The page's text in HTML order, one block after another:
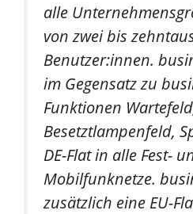
alle
von zwei bis
Benutzer:innen.
im Gegensatz zu
Funktionen
Besetztlampenfeld,
DE-Flat in alle Fest-
Mobilfunknetze.
zusätzlich eine EU-